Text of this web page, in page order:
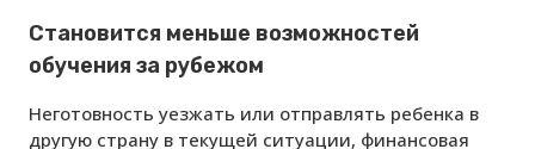
Становится меньше возможностей
обучения за рубежом
Неготовность уезжать или отправлять ребенка в
другую страну в текущей ситуации, финансовая